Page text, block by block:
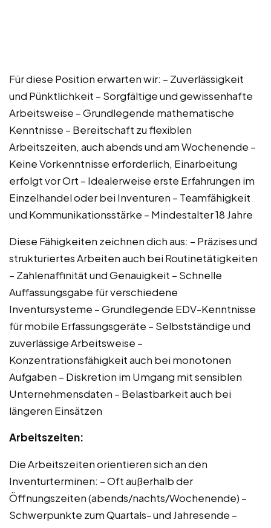
Für diese Position erwarten wir: – Zuverlässigkeit
und Pünktlichkeit – Sorgfältige und gewissenhafte
Arbeitsweise – Grundlegende mathematische
Kenntnisse – Bereitschaft zu flexiblen
Arbeitszeiten, auch abends und am Wochenende –
Keine Vorkenntnisse erforderlich, Einarbeitung
erfolgt vor Ort – Idealerweise erste Erfahrungen im
Einzelhandel oder bei Inventuren – Teamfähigkeit
und Kommunikationsstärke – Mindestalter 18 Jahre
Diese Fähigkeiten zeichnen dich aus: – Präzises und
strukturiertes Arbeiten auch bei Routinetätigkeiten
– Zahlenaffinität und Genauigkeit – Schnelle
Auffassungsgabe für verschiedene
Inventursysteme – Grundlegende EDV-Kenntnisse
für mobile Erfassungsgeräte – Selbstständige und
zuverlässige Arbeitsweise –
Konzentrationsfähigkeit auch bei monotonen
Aufgaben – Diskretion im Umgang mit sensiblen
Unternehmensdaten – Belastbarkeit auch bei
längeren Einsätzen
Arbeitszeiten:
Die Arbeitszeiten orientieren sich an den
Inventurterminen: – Oft außerhalb der
Öffnungszeiten (abends/nachts/Wochenende) –
Schwerpunkte zum Quartals- und Jahresende –